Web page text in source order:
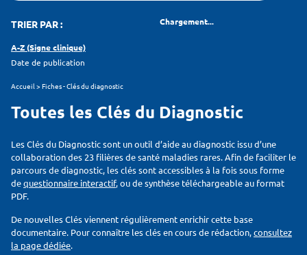
TRIER PAR : Chargement...
A-Z (Signe clinique)
Date de publication
Accueil >Fiches - Clés du diagnostic
Toutes les Clés du Diagnostic
Les Clés du Diagnostic sont un outil d’aide au diagnostic issu d’une
collaboration des 23 filières de santé maladies rares. Afin de faciliter le
parcours de diagnostic, les clés sont accessibles à la fois sous forme
dequestionnaire interactif, ou de synthèse téléchargeable au format
PDF.
De nouvelles Clés viennent régulièrement enrichir cette base
documentaire. Pour connaître les clés en cours de rédaction,consultez
la page dédiée.